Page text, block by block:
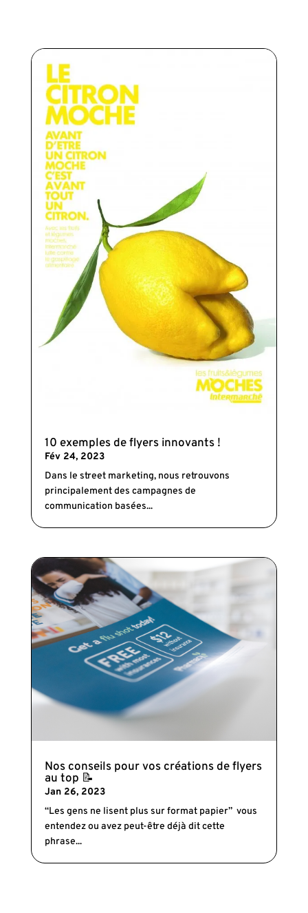
10 exemples de flyers innovants !
Fév 24, 2023
Dans le street marketing, nous retrouvons
principalement des campagnes de
communication basées...
Nos conseils pour vos créations de flyers
au top 📝
Jan 26, 2023
“Les gens ne lisent plus sur format papier” vous
entendez ou avez peut-être déjà dit cette
phrase...